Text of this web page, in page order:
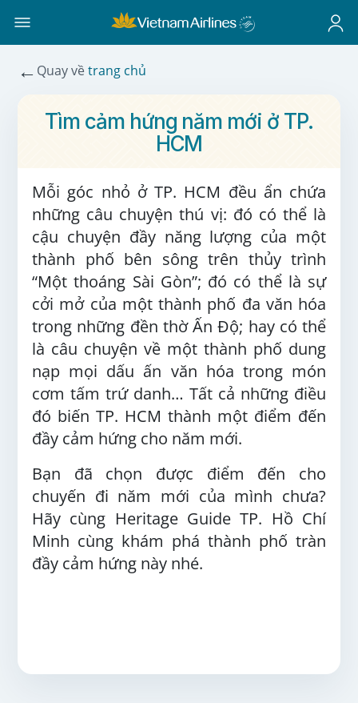
← Quay về trang chủ
Tìm cảm hứng năm mới ở TP.
HCM
Mỗi góc nhỏ ở TP. HCM đều ẩn chứa
những câu chuyện thú vị: đó có thể là
cậu chuyện đầy năng lượng của một
thành phố bên sông trên thủy trình
“Một thoáng Sài Gòn”; đó có thể là sự
cởi mở của một thành phố đa văn hóa
trong những đền thờ Ấn Độ; hay có thể
là câu chuyện về một thành phố dung
nạp mọi dấu ấn văn hóa trong món
cơm tấm trứ danh… Tất cả những điều
đó biến TP. HCM thành một điểm đến
đầy cảm hứng cho năm mới.
Bạn đã chọn được điểm đến cho
chuyến đi năm mới của mình chưa?
Hãy cùng Heritage Guide TP. Hồ Chí
Minh cùng khám phá thành phố tràn
đầy cảm hứng này nhé.